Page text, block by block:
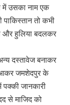
उसका नाम एक
तो कभी
और हुलिया बदलकर
दस्तावेज बनाकर
आकर जमशेदपुर के
पक्की जानकारी
से माजिद को